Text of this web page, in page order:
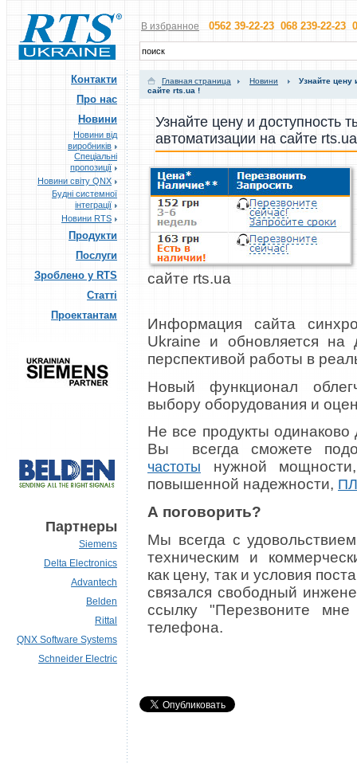
В избранное 0562 39-22-23 068 239-22-23
Контакти
Про нас
Новини
Новини від
виробників
Спеціальні
пропозиції
Новини світу QNX
Будні системної
інтеграції
Новини RTS
Продукти
Послуги
Зроблено у RTS
Статті
Проектантам
Партнеры
Siemens
Delta Electronics
Advantech
Belden
Rittal
QNX Software Systems
Schneider Electric
Главная страница Новини
Узнайте цену
сайте rts.ua !
Узнайте цену и доступность
автоматизации на сайте
сайте rts.ua
Информация сайта
Ukraine и обновляется
перспективой работы в
Новый функционал
выбору оборудования и
Не все продукты
Вы всегда сможете
частоты нужной
повышенной надежности,
А поговорить?
Мы всегда с
техническим и
как цену, так и условия
связался свободный
ссылку "Перезвоните
телефона.